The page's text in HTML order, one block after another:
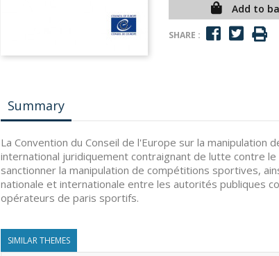
Add to
SHARE :
Summary
La Convention du Conseil de l'Europe sur la
international juridiquement contraignant de lutte contre
sanctionner la manipulation de compétitions sportives,
nationale et internationale entre les autorités publiques
opérateurs de paris sportifs.
SIMILAR THEMES